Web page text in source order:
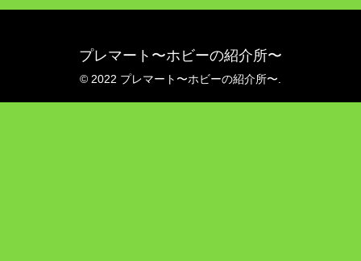
プレマート〜ホビーの紹介所〜
© 2022 プレマート〜ホビーの紹介所〜.